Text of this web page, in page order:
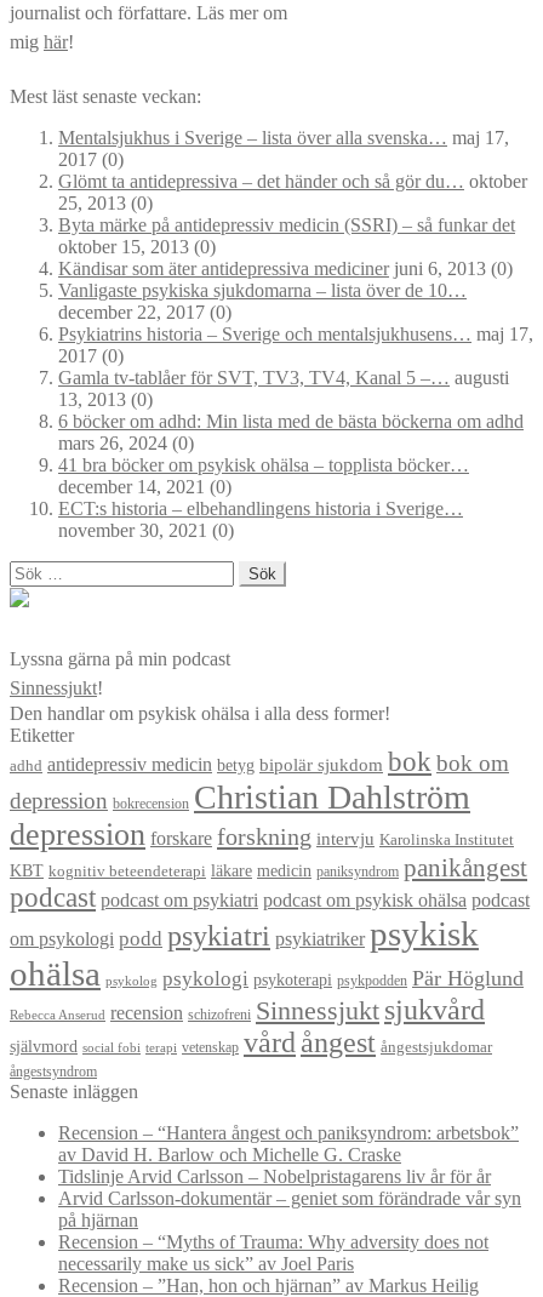
journalist och författare. Läs mer om
mig här!
Mest läst senaste veckan:
Mentalsjukhus i Sverige – lista över alla svenska… maj 17,
2017 (0)
Glömt ta antidepressiva – det händer och så gör du… oktober
25, 2013 (0)
Byta märke på antidepressiv medicin (SSRI) – så funkar det
oktober 15, 2013 (0)
Kändisar som äter antidepressiva medicinerjuni 6, 2013 (0)
Vanligaste psykiska sjukdomarna – lista över de 10…
december 22, 2017 (0)
Psykiatrins historia – Sverige och mentalsjukhusens… maj 17,
2017 (0)
Gamla tv-tablåer för SVT, TV3, TV4, Kanal 5 –… augusti
13, 2013 (0)
6 böcker om adhd: Min lista med de bästa böckerna om adhd
mars 26, 2024 (0)
41 bra böcker om psykisk ohälsa – topplista böcker…
december 14, 2021 (0)
ECT:s historia – elbehandlingens historia i Sverige…
november 30, 2021 (0)
Sök
efter:
Lyssna gärna på min podcast
Sinnessjukt!
Den handlar om psykisk ohälsa i alla dess former!
Etiketter
adhd antidepressiv medicin betyg bipolär sjukdom bok bok om
depression bokrecension Christian Dahlström
depression forskare forskning intervju Karolinska Institutet
KBT kognitiv beteendeterapi läkare medicin paniksyndrom panikångest
podcast podcast om psykiatri podcast om psykisk ohälsa podcast
om psykologi podd psykiatri psykiatriker psykisk
ohälsa psykolog psykologi psykoterapi psykpodden Pär Höglund
Rebecca Anserud recension schizofreni Sinnessjukt sjukvård
självmord social fobi terapi vetenskap vård ångest ångestsjukdomar
ångestsyndrom
Senaste inläggen
Recension – “Hantera ångest och paniksyndrom: arbetsbok”
av David H. Barlow och Michelle G. Craske
Tidslinje Arvid Carlsson – Nobelpristagarens liv år för år
Arvid Carlsson-dokumentär – geniet som förändrade vår syn
på hjärnan
Recension – “Myths of Trauma: Why adversity does not
necessarily make us sick” av Joel Paris
Recension – ”Han, hon och hjärnan” av Markus Heilig